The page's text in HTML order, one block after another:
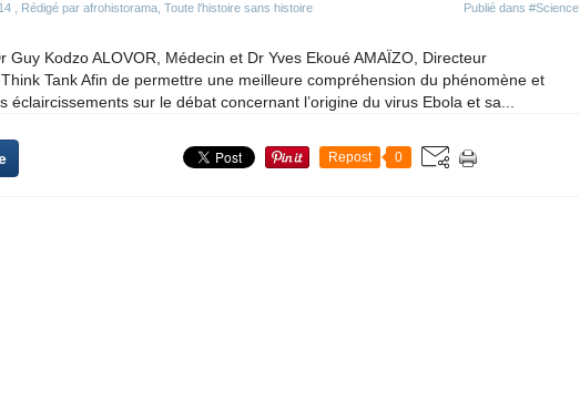
, Rédigé par afrohistorama, Toute l'histoire sans histoire Publié dans #Science
Guy Kodzo ALOVOR, Médecin et Dr Yves Ekoué AMAÏZO, Directeur
Tank Afin de permettre une meilleure compréhension du phénomène et
éclaircissements sur le débat concernant l’origine du virus Ebola et sa...
Repost 0